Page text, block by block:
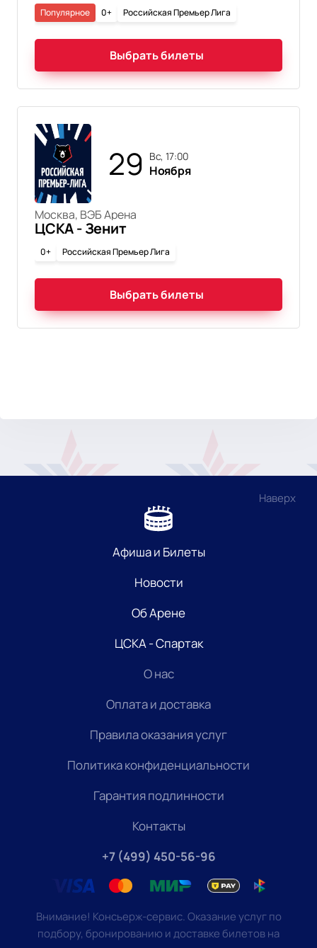
0+ Российская Премьер Лига
Популярное
Выбрать билеты
29 вс, 17:00
Ноября
Москва, ВЭБ Арена
ЦСКА - Зенит
0+ Российская Премьер Лига
Выбрать билеты
Наверх
Афиша и Билеты
Новости
Об Арене
ЦСКА - Спартак
О нас
Оплата и доставка
Правила оказания услуг
Политика конфиденциальности
Гарантия подлинности
Контакты
+7 (499) 450-56-96
Внимание! Консьерж-сервис. Оказание услуг по
подбору, бронированию и доставке билетов на